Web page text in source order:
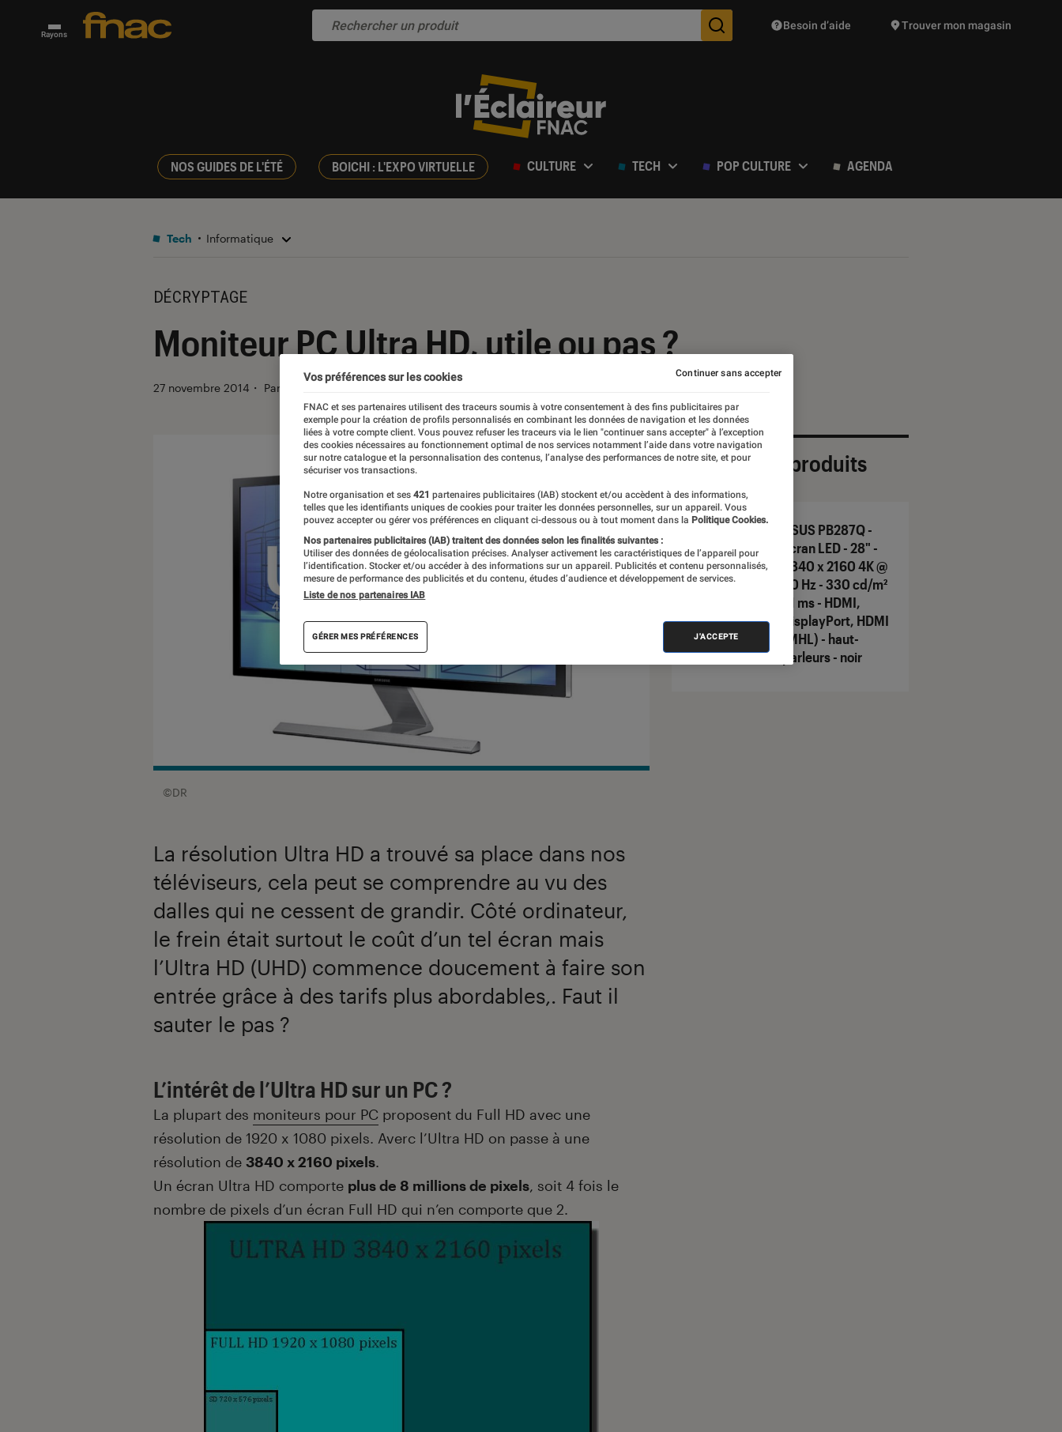
Rayons Des suggestions de produits vont vous être proposées
Besoin d’aide Trouver mon magasin
NOS GUIDES DE L'ÉTÉ BOICHI : L'EXPO VIRTUELLE CULTURE TECH POP CULTURE AGENDA
Tech Informatique
DÉCRYPTAGE
Moniteur PC Ultra HD, utile ou pas ?
27 novembre 2014 ・ Par Franck Scholz
©DR
La résolution Ultra HD a trouvé sa place dans nos
téléviseurs, cela peut se comprendre au vu des
dalles qui ne cessent de grandir. Côté ordinateur,
le frein était surtout le coût d’un tel écran mais
l’Ultra HD (UHD) commence doucement à faire son
entrée grâce à des tarifs plus abordables,. Faut il
sauter le pas ?
L’intérêt de l’Ultra HD sur un PC ?
La plupart des moniteurs pour PC proposent du Full HD avec une
résolution de 1920 x 1080 pixels. Averc l’Ultra HD on passe à une
résolution de 3840 x 2160 pixels.
Un écran Ultra HD comporte plus de 8 millions de pixels, soit 4 fois le
nombre de pixels d’un écran Full HD qui n’en comporte que 2.
Sélection de produits
ASUS PB287Q -
Écran LED - 28" -
3840 x 2160 4K @
60 Hz - 330 cd/m²
- 1 ms - HDMI,
DisplayPort, HDMI
(MHL) - haut-
parleurs - noir
Vos préférences sur les cookies
FNAC et ses partenaires utilisent des traceurs soumis à votre consentement à des fins publicitaires par
exemple pour la création de profils personnalisés en combinant les données de navigation et les données
liées à votre compte client. Vous pouvez refuser les traceurs via le lien "continuer sans accepter" à l’exception
des cookies nécessaires au fonctionnement optimal de nos services notamment l’aide dans votre navigation
sur notre catalogue et la personnalisation des contenus, l’analyse des performances de notre site, et pour
sécuriser vos transactions.
Notre organisation et ses 421 partenaires publicitaires (IAB) stockent et/ou accèdent à des informations,
telles que les identifiants uniques de cookies pour traiter les données personnelles, sur un appareil. Vous
pouvez accepter ou gérer vos préférences en cliquant ci-dessous ou à tout moment dans la Politique Cookies.
Nos partenaires publicitaires (IAB) traitent des données selon les finalités suivantes :
Utiliser des données de géolocalisation précises. Analyser activement les caractéristiques de l’appareil pour
l’identification. Stocker et/ou accéder à des informations sur un appareil. Publicités et contenu personnalisés,
mesure de performance des publicités et du contenu, études d’audience et développement de services.
Liste de nos partenaires IAB
GÉRER MES PRÉFÉRENCES J'ACCEPTE
Continuer sans accepter